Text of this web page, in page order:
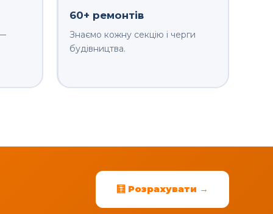
60+ ремонтів
Знаємо кожну секцію і черги
будівництва.
🧮 Розрахувати →